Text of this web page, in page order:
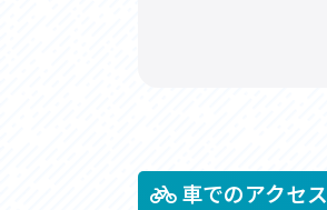
車でのアクセス